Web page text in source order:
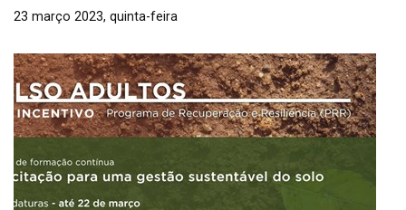
23 março 2023, quinta-feira